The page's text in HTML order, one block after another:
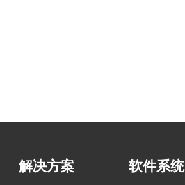
解决方案 软件系统